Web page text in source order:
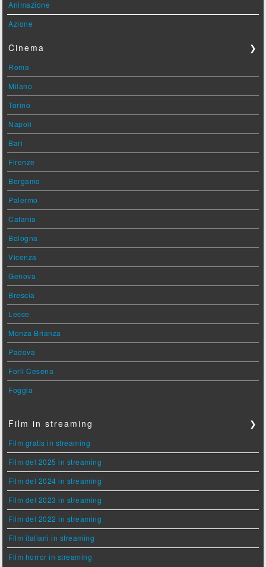
Animazione
Azione
Cinema ❯
Roma
Milano
Torino
Napoli
Bari
Firenze
Bergamo
Palermo
Catania
Bologna
Vicenza
Genova
Brescia
Lecce
Monza Brianza
Padova
Forlì Cesena
Foggia
Film in streaming ❯
Film gratis in streaming
Film del 2025 in streaming
Film del 2024 in streaming
Film del 2023 in streaming
Film del 2022 in streaming
Film italiani in streaming
Film horror in streaming